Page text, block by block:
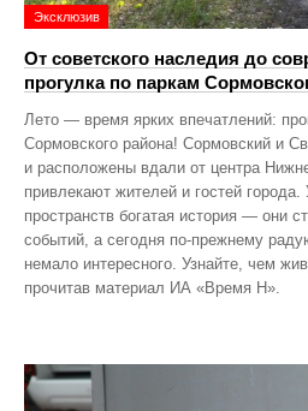
Эксклюзив
От советского наследия до
прогулка по паркам
Лето — время ярких впечатлений:
Сормовского района! Сормовский и
и расположены вдали от центра
привлекают жителей и гостей
пространств богатая история — они
событий, а сегодня по‑прежнему
немало интересного. Узнайте, чем
прочитав материал ИА «Время Н».